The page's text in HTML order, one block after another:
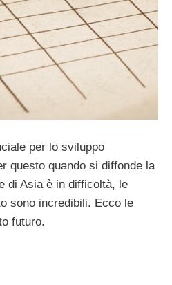
per lo sviluppo
questo quando si diffonde la
di Asia è in difficoltà, le
sono incredibili. Ecco le
futuro.